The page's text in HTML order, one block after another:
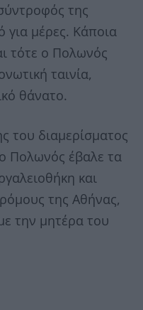
της
για μέρες. Κάποια
τότε ο Πολωνός
ταινία,
θάνατο.
του διαμερίσματος
Πολωνός έβαλε τα
και
της Αθήνας,
την μητέρα του